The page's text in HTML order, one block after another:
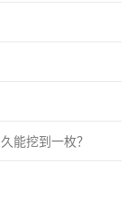
能挖到一枚？